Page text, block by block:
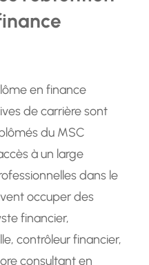
en finance
de carrière sont
du MSC
à un large
dans le
occuper des
financier,
contrôleur financier,
consultant en